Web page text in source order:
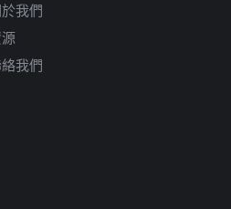
我們
我們